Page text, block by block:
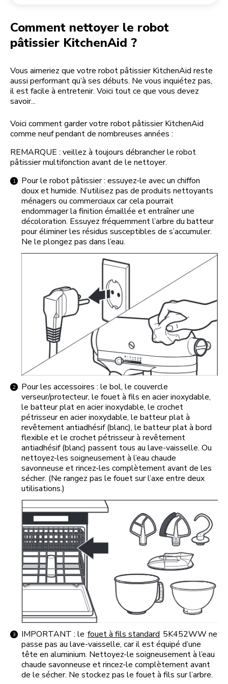
Comment nettoyer le robot
pâtissier KitchenAid ?
Vous aimeriez que votre robot pâtissier KitchenAid reste
aussi performant qu’à ses débuts. Ne vous inquiétez pas,
il est facile à entretenir. Voici tout ce que vous devez
savoir...
Voici comment garder votre robot pâtissier KitchenAid
comme neuf pendant de nombreuses années :
REMARQUE : veillez à toujours débrancher le robot
pâtissier multifonction avant de le nettoyer.
Pour le robot pâtissier : essuyez-le avec un chiffon
doux et humide. N’utilisez pas de produits nettoyants
ménagers ou commerciaux car cela pourrait
endommager la finition émaillée et entraîner une
décoloration. Essuyez fréquemment l’arbre du batteur
pour éliminer les résidus susceptibles de s’accumuler.
Ne le plongez pas dans l’eau.
Pour les accessoires : le bol, le couvercle
verseur/protecteur, le fouet à fils en acier inoxydable,
le batteur plat en acier inoxydable, le crochet
pétrisseur en acier inoxydable, le batteur plat à
revêtement antiadhésif (blanc), le batteur plat à bord
flexible et le crochet pétrisseur à revêtement
antiadhésif (blanc) passent tous au lave-vaisselle. Ou
nettoyez-les soigneusement à l’eau chaude
savonneuse et rincez-les complètement avant de les
sécher. (Ne rangez pas le fouet sur l’axe entre deux
utilisations.)
IMPORTANT : le fouet à fils standard 5K452WW ne
passe pas au lave-vaisselle, car il est équipé d’une
tête en aluminium. Nettoyez-le soigneusement à l’eau
chaude savonneuse et rincez-le complètement avant
de le sécher. Ne stockez pas le fouet à fils sur l’arbre.